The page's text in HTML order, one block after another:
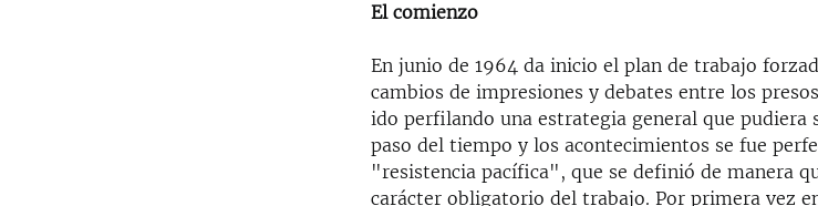
El comienzo
En junio de 1964 da inicio el plan de trabajo
cambios de impresiones y debates entre los
ido perfilando una estrategia general que pudiera
paso del tiempo y los acontecimientos se fue
"resistencia pacífica", que se definió de manera
carácter obligatorio del trabajo. Por primera vez